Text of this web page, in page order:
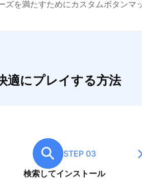
ズを満たすためにカスタムボタンマ
適にプレイする方法
STEP 03
検索してインストール